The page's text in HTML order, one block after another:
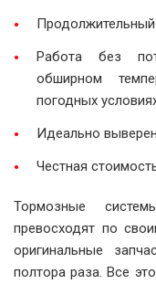
Продолжительный
Работа без
обширном
погодных
Идеально
Честная
Тормозные
превосходят по
оригинальные
полтора раза. Все